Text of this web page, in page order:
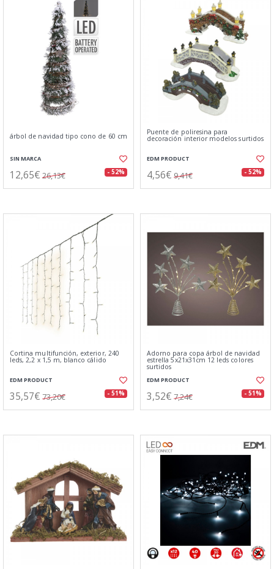
árbol de navidad tipo cono de 60 cm
SIN MARCA
12,65€ 26,13€ - 52%
Puente de poliresina para
decoración interior modelos surtidos
EDM PRODUCT
4,56€ 9,41€ - 52%
Cortina multifunción, exterior, 240
leds, 2,2 x 1,5 m, blanco cálido
EDM PRODUCT
35,57€ 73,20€ - 51%
Adorno para copa árbol de navidad
estrella 5x21x31cm 12 leds colores
surtidos
EDM PRODUCT
3,52€ 7,24€ - 51%